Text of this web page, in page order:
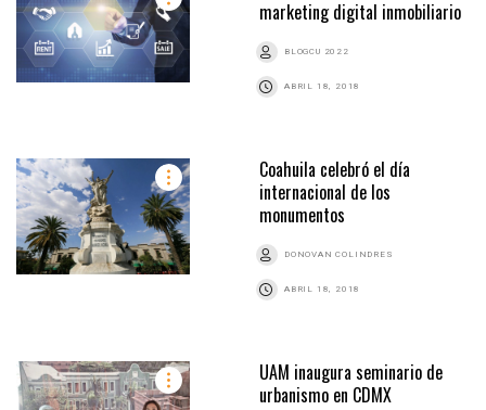
marketing digital inmobiliario
BLOGCU 2022
ABRIL 18, 2018
Coahuila celebró el día
internacional de los
monumentos
DONOVAN COLINDRES
ABRIL 18, 2018
UAM inaugura seminario de
urbanismo en CDMX